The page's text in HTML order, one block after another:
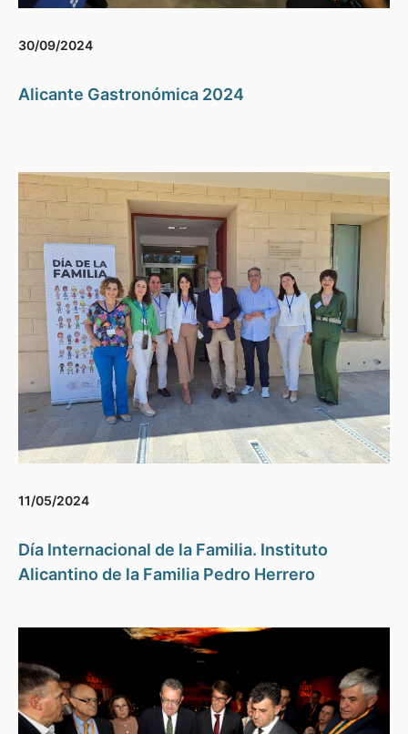
30/09/2024
Alicante Gastronómica 2024
11/05/2024
Día Internacional de la Familia. Instituto
Alicantino de la Familia Pedro Herrero